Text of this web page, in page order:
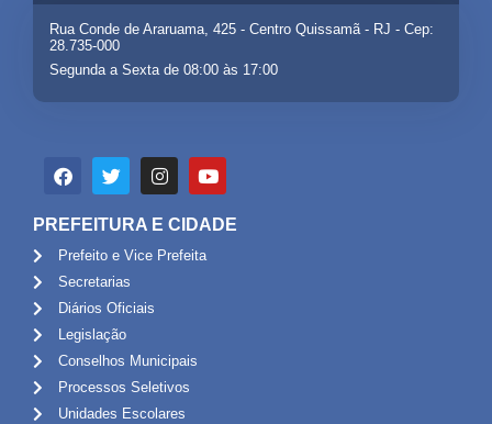
Rua Conde de Araruama, 425 - Centro Quissamã - RJ - Cep:
28.735-000
Segunda a Sexta de 08:00 às 17:00
PREFEITURA E CIDADE
Prefeito e Vice Prefeita
Secretarias
Diários Oficiais
Legislação
Conselhos Municipais
Processos Seletivos
Unidades Escolares